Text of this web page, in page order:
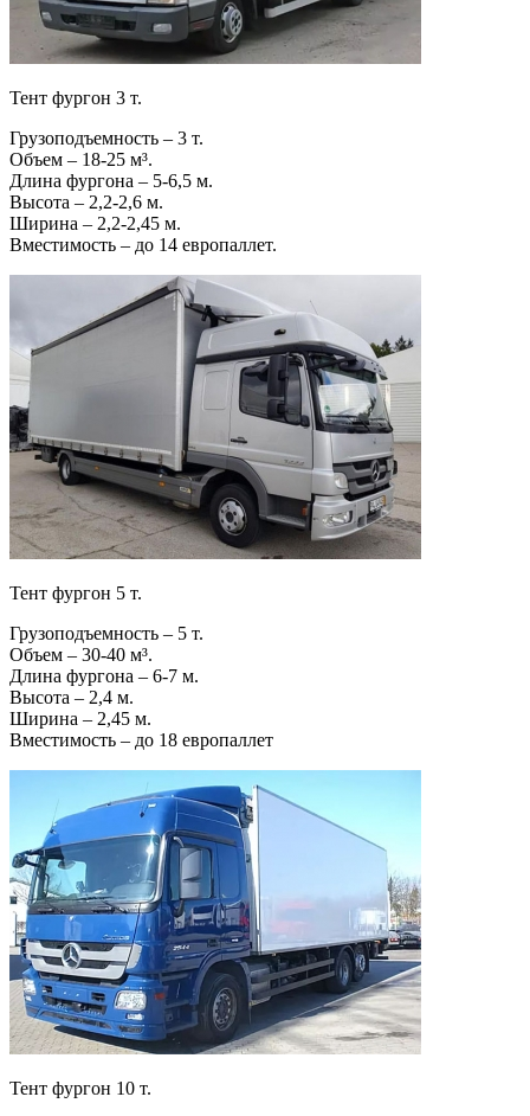
Тент фургон 3 т.
Грузоподъемность – 3 т.
Объем – 18-25 м³.
Длина фургона – 5-6,5 м.
Высота – 2,2-2,6 м.
Ширина – 2,2-2,45 м.
Вместимость – до 14 европаллет.
Тент фургон 5 т.
Грузоподъемность – 5 т.
Объем – 30-40 м³.
Длина фургона – 6-7 м.
Высота – 2,4 м.
Ширина – 2,45 м.
Вместимость – до 18 европаллет
Тент фургон 10 т.